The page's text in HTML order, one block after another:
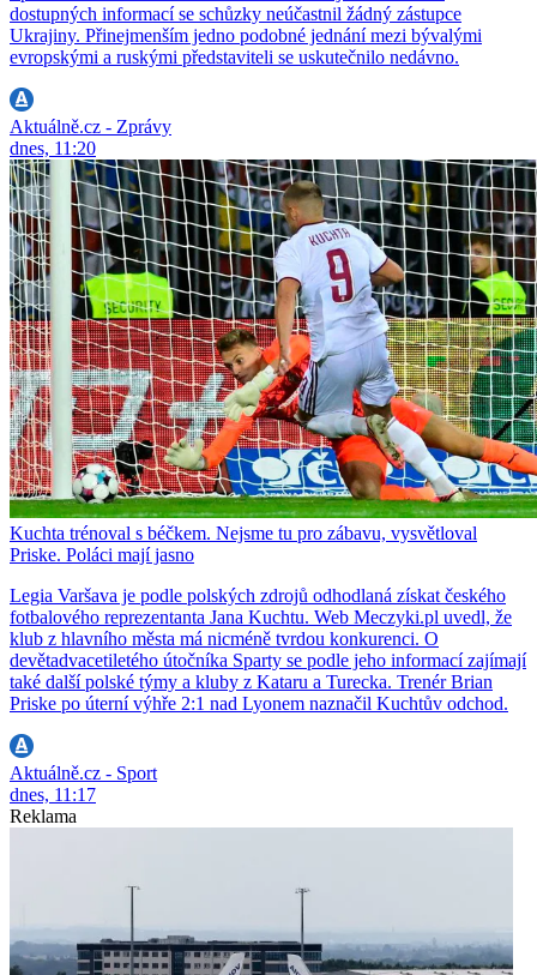
dostupných informací se schůzky neúčastnil žádný zástupce
Ukrajiny. Přinejmenším jedno podobné jednání mezi bývalými
evropskými a ruskými představiteli se uskutečnilo nedávno.
Aktuálně.cz - Zprávy
dnes, 11:20
Kuchta trénoval s béčkem. Nejsme tu pro zábavu, vysvětloval
Priske. Poláci mají jasno
Legia Varšava je podle polských zdrojů odhodlaná získat českého
fotbalového reprezentanta Jana Kuchtu. Web Meczyki.pl uvedl, že
klub z hlavního města má nicméně tvrdou konkurenci. O
devětadvacetiletého útočníka Sparty se podle jeho informací zajímají
také další polské týmy a kluby z Kataru a Turecka. Trenér Brian
Priske po úterní výhře 2:1 nad Lyonem naznačil Kuchtův odchod.
Aktuálně.cz - Sport
dnes, 11:17
Reklama